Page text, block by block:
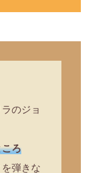
のジョ
ろ
弾きな